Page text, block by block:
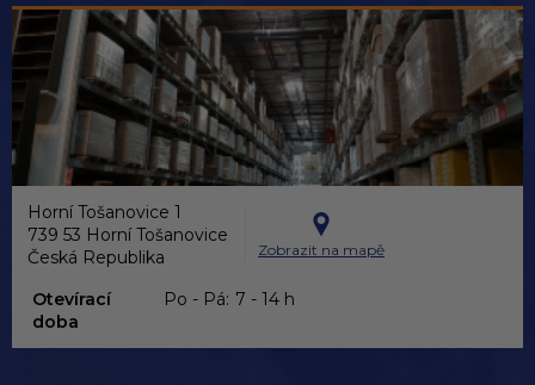
Horní Tošanovice 1
739 53 Horní Tošanovice
Česká Republika
Zobrazit na mapě
Otevírací
doba
Po - Pá: 7 - 14 h